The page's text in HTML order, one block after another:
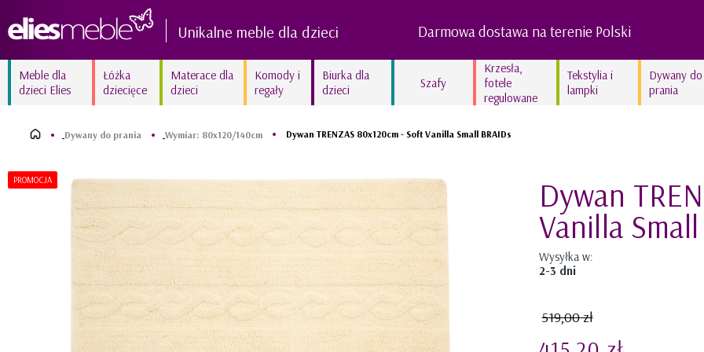
Unikalne meble dla dzieci Darmowa dostawa na terenie Polski
Meble dla
dzieci Elies
delikatność
frezowane
kraina lodu
błyszczący róż
Kolekcja ZURIGO
wyjątkowy amarant
Kolekcja BETSY unikalna
fuksja
Łóżka
dziecięce
Materace dla
dzieci
Komody i
regały
Biurka dla
dzieci
Szafy
Krzesła,
fotele
regulowane
Tekstylia i
lampki
Kolekcja Swan’derful
Kolekcja Hippo
Kolekcja Leopardus
Kolekcja Fairyland
Kolekcja lniana TRUE
Dywany do
prania
Dywany do prania Wymiar: 80x120/140cm Dywan TRENZAS 80x120cm - Soft Vanilla Small BRAIDs
PROMOCJA
Dywan
Vanilla
Wysyłka w:
2-3 dni
519,00 zł